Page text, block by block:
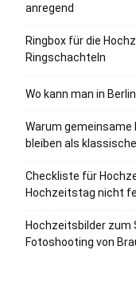
anregend
Ringbox für die
Ringschachteln
Wo kann man in
Warum gemeinsame
bleiben als
Checkliste für
Hochzeitstag nicht
Hochzeitsbilder zum
Fotoshooting von